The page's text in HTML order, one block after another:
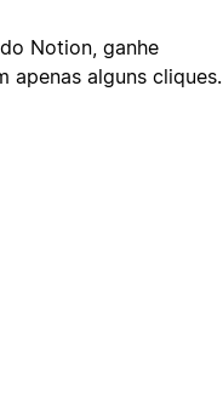
Notion, ganhe
apenas alguns cliques.